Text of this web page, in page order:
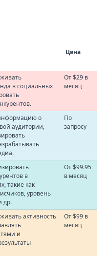
Цена
в социальных
От $29 в
месяц
о
аудитории,
По
запросу
в
такие как
уровень
др.
От $99.95
в месяц
активность
и
От $99 в
месяц